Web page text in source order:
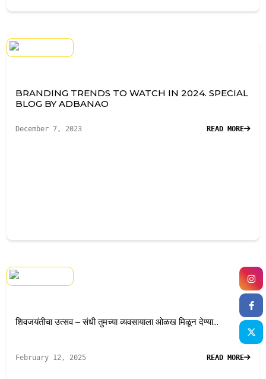
BRANDING TRENDS TO WATCH IN 2024. SPECIAL
BLOG BY ADBANAO
December 7, 2023 READ MORE
शिवजयंतीचा उत्सव – संधी तुमच्या व्यवसायाला ओळख मिळून देण्या...
February 12, 2025 READ MORE